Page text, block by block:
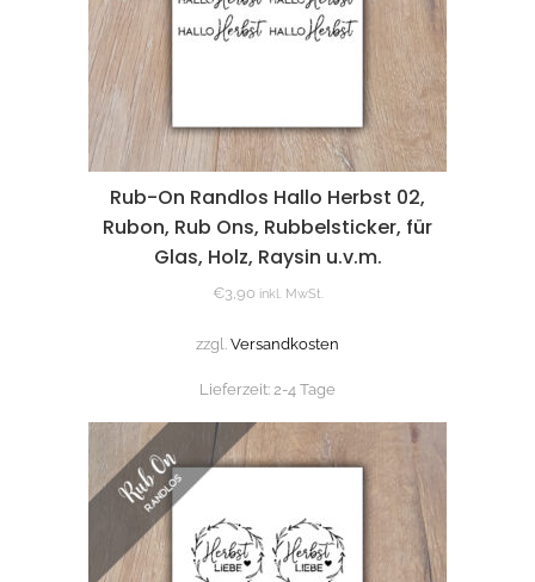
Rub-On Randlos Hallo Herbst 02,
Rubon, Rub Ons, Rubbelsticker, für
Glas, Holz, Raysin u.v.m.
€3,90 inkl. MwSt.
zzgl. Versandkosten
Lieferzeit: 2-4 Tage